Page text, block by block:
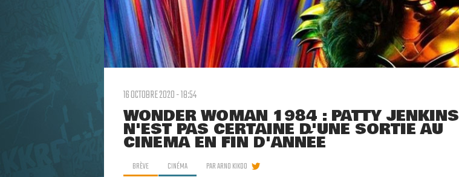
16 OCTOBRE 2020 - 18:54
WONDER WOMAN 1984 : PATTY JENKINS
N'EST PAS CERTAINE D'UNE SORTIE AU
CINÉMA EN FIN D'ANNÉE
BRÈVE CINÉMA PARARNO KIKOO